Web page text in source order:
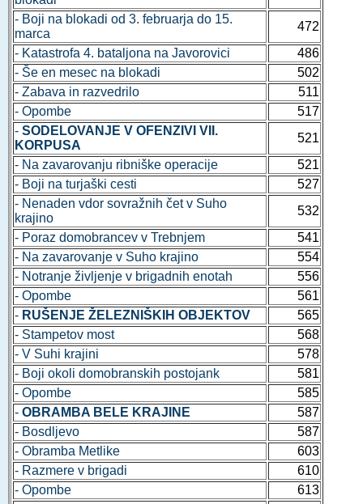
- Boji na blokadi od 3. februarja do 15.
marca
472
- Katastrofa 4. bataljona na Javorovici
486
- Še en mesec na blokadi
502
- Zabava in razvedrilo
511
- Opombe
517
- SODELOVANJE V OFENZIVI VII.
KORPUSA
521
- Na zavarovanju ribniške operacije
521
- Boji na turjaški cesti
527
- Nenaden vdor sovražnih čet v Suho
krajino
532
- Poraz domobrancev v Trebnjem
541
- Na zavarovanje v Suho krajino
554
- Notranje življenje v brigadnih enotah
556
- Opombe
561
- RUŠENJE ŽELEZNIŠKIH OBJEKTOV
565
- Stampetov most
568
- V Suhi krajini
578
- Boji okoli domobranskih postojank
581
- Opombe
585
- OBRAMBA BELE KRAJINE
587
- Bosdljevo
587
- Obramba Metlike
603
- Razmere v brigadi
610
- Opombe
613